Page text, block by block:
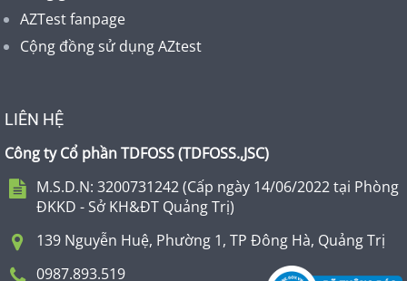
AZTest fanpage
Cộng đồng sử dụng AZtest
LIÊN HỆ
Công ty Cổ phần TDFOSS (TDFOSS.,JSC)
M.S.D.N: 3200731242 (Cấp ngày 14/06/2022 tại Phòng
ĐKKD - Sở KH&ĐT Quảng Trị)
139 Nguyễn Huệ, Phường 1, TP Đông Hà, Quảng Trị
0987.893.519